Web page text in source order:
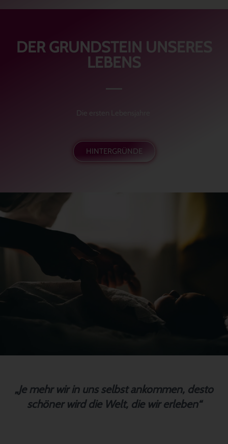
DER GRUNDSTEIN UNSERES
LEBENS
Die ersten Lebensjahre
HINTERGRÜNDE
„Je mehr wir in uns selbst ankommen, desto
schöner wird die Welt, die wir erleben“